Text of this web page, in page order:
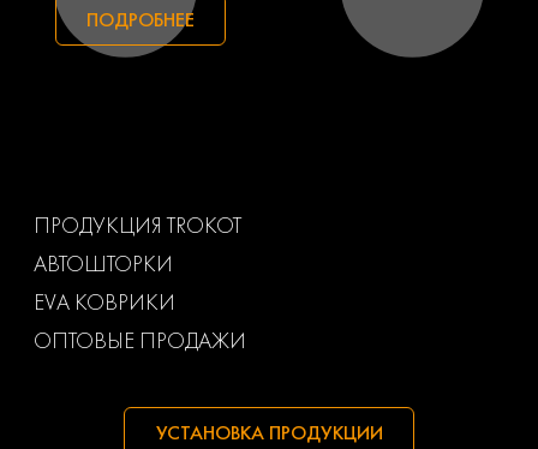
Subaru Suzuki
Маз
ПОДРОБНЕЕ
ПРОДУКЦИЯ TROKOT
АВТОШТОРКИ
EVA КОВРИКИ
ОПТОВЫЕ ПРОДАЖИ
УСТАНОВКА ПРОДУКЦИИ